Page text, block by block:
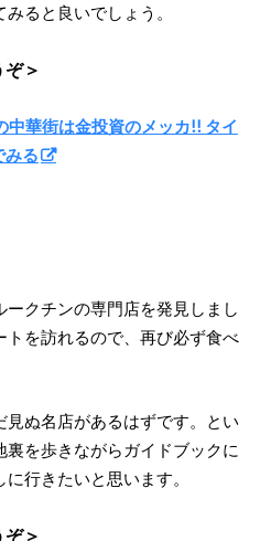
ると良いでしょう。
＞
華街は金投資のメッカ!! タイ
みる
クチンの専門店を発見しまし
を訪れるので、再び必ず食べ
見ぬ名店があるはずです。とい
を歩きながらガイドブックに
行きたいと思います。
＞